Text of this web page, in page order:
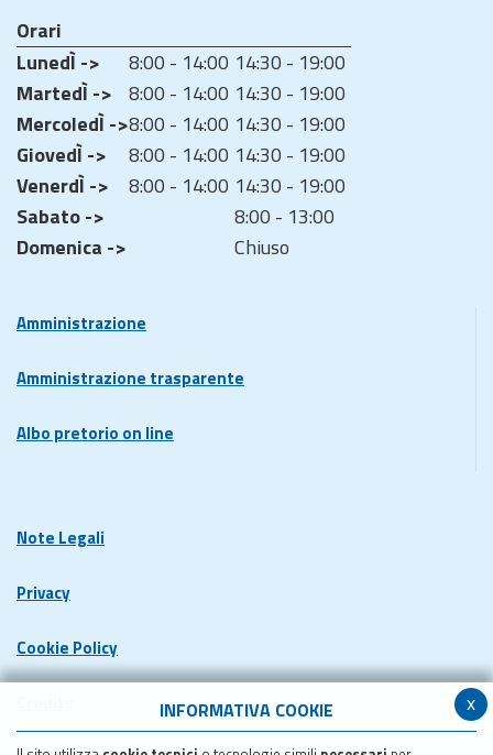
x
INFORMATIVA COOKIE
Orari
LunedÌ ->
8:00 - 14:00 14:30 - 19:00
MartedÌ -> 8:00 - 14:00 14:30 - 19:00
MercoledÌ ->8:00 - 14:00 14:30 - 19:00
GiovedÌ ->
8:00 - 14:00 14:30 - 19:00
VenerdÌ ->
8:00 - 14:00 14:30 - 19:00
Sabato ->
8:00 - 13:00
Domenica ->
Chiuso
Amministrazione
Amministrazione trasparente
Albo pretorio on line
Note Legali
Privacy
Cookie Policy